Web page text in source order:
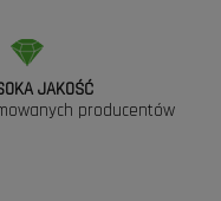
JAKOŚĆ
producentów